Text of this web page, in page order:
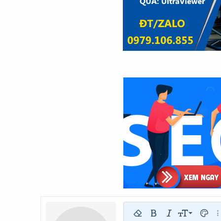
Xóa định dạng
Bold In nghiêng
Kích thước
9
Màu